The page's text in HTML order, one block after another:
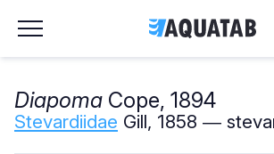
Diapoma Cope, 1894
Stevardiidae Gill, 1858 ―